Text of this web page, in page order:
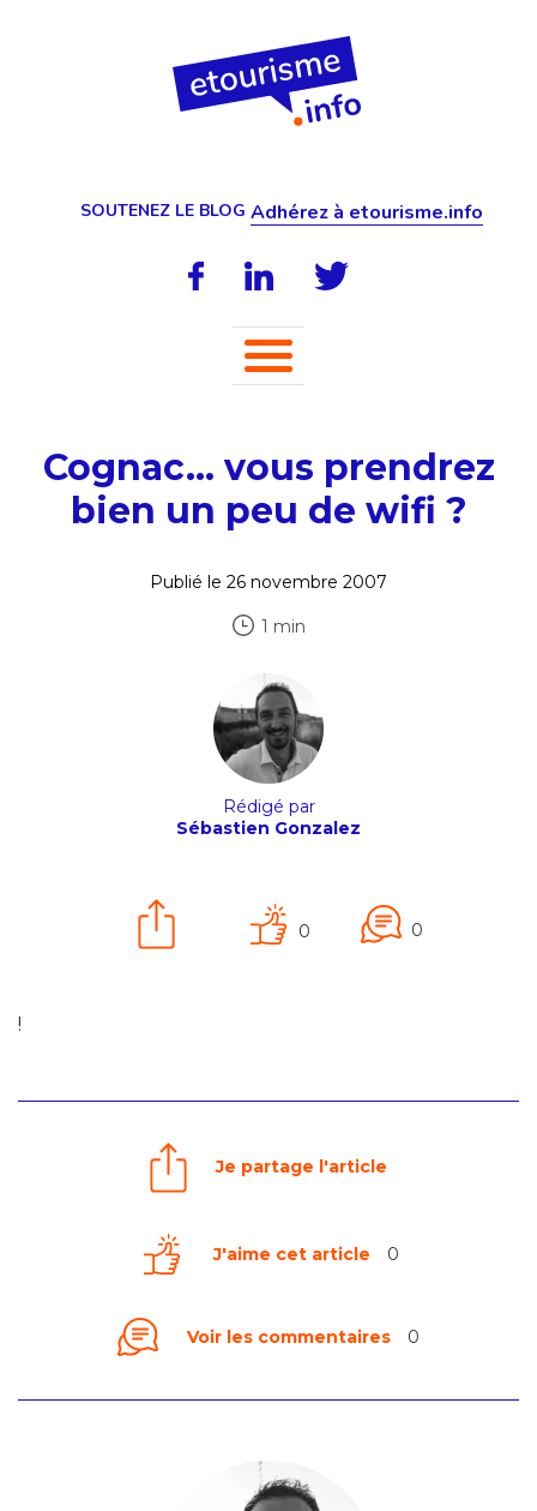
SOUTENEZ LE BLOG Adhérez à etourisme.info
Cognac… vous prendrez
bien un peu de wifi ?
Publié le 26 novembre 2007
1 min
Rédigé par
Sébastien Gonzalez
0 0
!
Je partage l'article
J'aime cet article 0
Voir les commentaires 0